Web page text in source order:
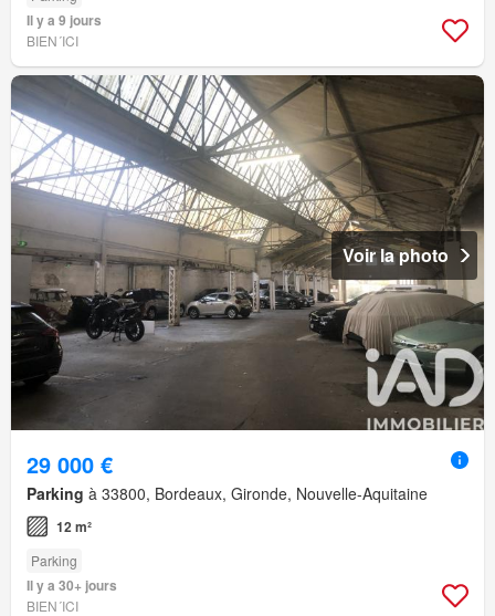
Il y a 9 jours
BIEN´ICI
Voir la photo
29 000 €
Parking à 33800, Bordeaux, Gironde, Nouvelle-Aquitaine
12 m²
Parking
Il y a 30+ jours
BIEN´ICI